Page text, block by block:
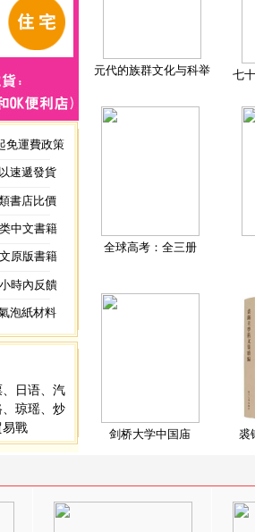
免運費政策
速遞發貨
書店比價
中文書籍
原版書籍
時內反饋
泡紙材料
日语
汽
琼瑶
炒
易戰
元代的族群文化与科举 七
全球高考：全三册
剑桥大学中国庙 裘